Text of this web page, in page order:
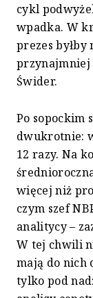
cykl
wpadka. W
prezes byłby
przynajmniej
Świder.
Po sopockim
dwukrotnie:
12 razy. Na
więcej niż
czym szef
analitycy –
W tej chwili
mają do nich
tylko pod